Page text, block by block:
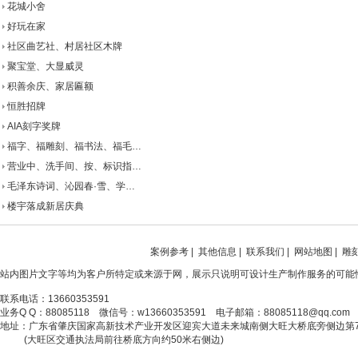
花城小舍
好玩在家
社区曲艺社、村居社区木牌
聚宝堂、大显威灵
积善余庆、家居匾额
恒胜招牌
AIA刻字奖牌
福字、福雕刻、福书法、福毛…
营业中、洗手间、按、标识指…
毛泽东诗词、沁园春·雪、学…
楼宇落成新居庆典
案例参考| 其他信息 联系我们 网站地图
雕
站内图片文字等均为客户所特定或来源于网，展示只说明可设计生产制作服务的可
联系电话：13660353591
业务Q Q：88085118 微信号：w13660353591 电子邮箱：88085118@qq.com
地址：广东省肇庆国家高新技术产业开发区迎宾大道未来城南侧大旺大桥底旁侧边第
(大旺区交通执法局前往桥底方向约50米右侧边)